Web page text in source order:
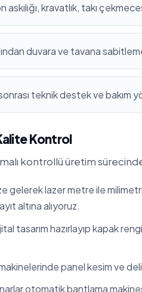
kravatlık, takı
duvara ve tavana
teknik destek ve bakım
Kontrol
kontrollü üretim
gelerek lazer metre ile
altına alıyoruz.
tasarım hazırlayıp kapak
panel kesim ve
otomatik bantlama